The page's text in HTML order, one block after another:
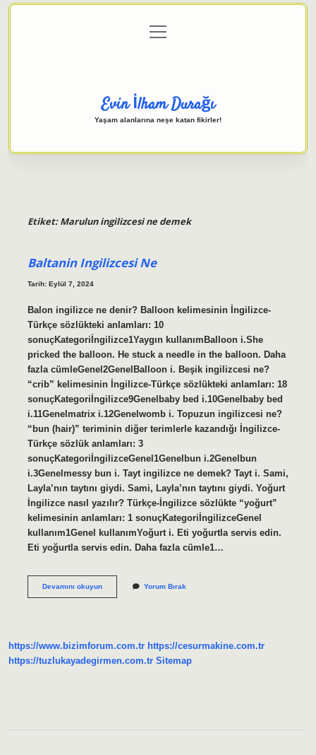
Gizlilik Politikası
menüyü
aç
Evin İlham Durağı
Yaşam alanlarına neşe katan fikirler!
Etiket:Marulun ingilizcesi ne demek
Baltanin Ingilizcesi Ne
Tarih: Eylül 7, 2024
Balon ingilizce ne denir? Balloon kelimesinin İngilizce-
Türkçe sözlükteki anlamları: 10
sonuçKategoriİngilizce1Yaygın kullanımBalloon i.She
pricked the balloon. He stuck a needle in the balloon. Daha
fazla cümleGenel2GenelBalloon i. Beşik ingilizcesi ne?
“crib” kelimesinin İngilizce-Türkçe sözlükteki anlamları: 18
sonuçKategoriİngilizce9Genelbaby bed i.10Genelbaby bed
i.11Genelmatrix i.12Genelwomb i. Topuzun ingilizcesi ne?
“bun (hair)” teriminin diğer terimlerle kazandığı İngilizce-
Türkçe sözlük anlamları: 3
sonuçKategoriİngilizceGenel1Genelbun i.2Genelbun
i.3Genelmessy bun i. Tayt ingilizce ne demek? Tayt i. Sami,
Layla’nın taytını giydi. Sami, Layla’nın taytını giydi. Yoğurt
İngilizce nasıl yazılır? Türkçe-İngilizce sözlükte “yoğurt”
kelimesinin anlamları: 1 sonuçKategoriİngilizceGenel
kullanım1Genel kullanımYoğurt i. Eti yoğurtla servis edin.
Eti yoğurtla servis edin. Daha fazla cümle1…
Devamını okuyunBaltanin
Yorum Bırak
https://www.bizimforum.com.tr https://cesurmakine.com.tr
https://tuzlukayadegirmen.com.tr Sitemap